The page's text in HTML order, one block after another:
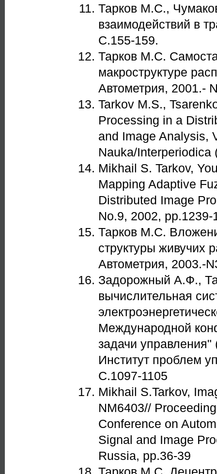
Тарков М.С.,
взаимодействий в
С.155-159.
Тарков М.С.
макроструктуре
Автометрия, 2001.-
Tarkov M.S.,
Processing in a
and Image Analysis,
Nauka/Interperiodica
Mikhail S. Tarkov,
Mapping Adaptive
Distributed Image
No.9, 2002, pp.1239-
Тарков М.С.
структуры живучих
Автометрия, 2003.-
Задорожный А.Ф.,
вычислительная
Международной
задачи управления"
Институт проблем
С.1097-1105
Mikhail S.Tarkov,
NM6403//
Conference on
Signal and Image
Russia, pp.36-39